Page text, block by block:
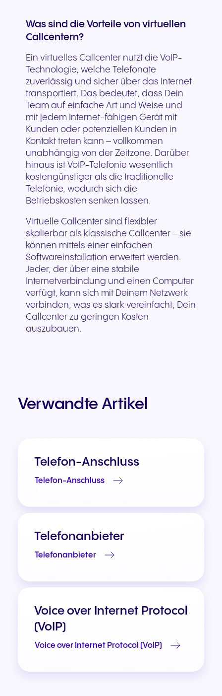
Was sind die Vorteile von virtuellen
Callcentern?
Ein virtuelles Callcenter nutzt die VoIP-
Technologie, welche Telefonate
zuverlässig und sicher über das Internet
transportiert. Das bedeutet, dass Dein
Team auf einfache Art und Weise und
mit jedem Internet-fähigen Gerät mit
Kunden oder potenziellen Kunden in
Kontakt treten kann – vollkommen
unabhängig von der Zeitzone. Darüber
hinaus ist VoIP-Telefonie wesentlich
kostengünstiger als die traditionelle
Telefonie, wodurch sich die
Betriebskosten senken lassen.
Virtuelle Callcenter sind flexibler
skalierbar als klassische Callcenter – sie
können mittels einer einfachen
Softwareinstallation erweitert werden.
Jeder, der über eine stabile
Internetverbindung und einen Computer
verfügt, kann sich mit Deinem Netzwerk
verbinden, was es stark vereinfacht, Dein
Callcenter zu geringen Kosten
auszubauen.
Verwandte Artikel
Telefon-Anschluss
Telefon-Anschluss
Telefonanbieter
Telefonanbieter
Voice over Internet Protocol
(VoIP)
Voice over Internet Protocol (VoIP)